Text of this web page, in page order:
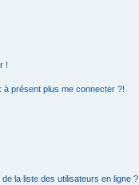
!
à présent plus me connecter ?!
la liste des utilisateurs en ligne ?